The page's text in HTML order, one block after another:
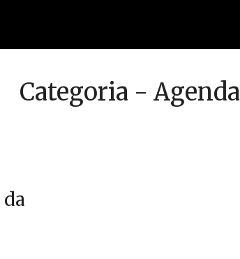
Categoria - Agenda